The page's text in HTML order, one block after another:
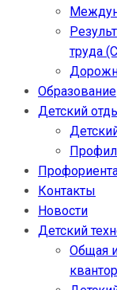
труда
Образование
Детский
Контакты
Новости
Детский
Общая